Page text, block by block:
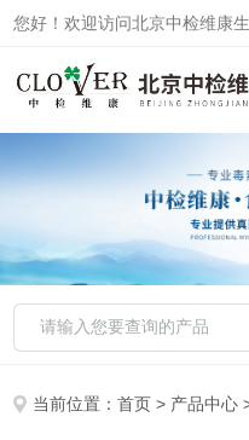
您好！欢迎访问北京中检维康
当前位置：首页 > 产品中心